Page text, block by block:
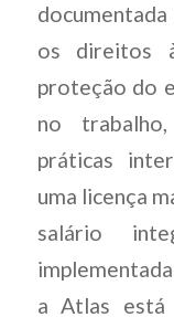
os direitos
proteção do
no
práticas
uma licença
salário
a Atlas está